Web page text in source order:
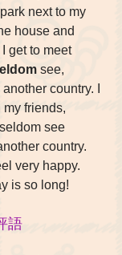
next to my
house and
get to meet
see,
country. I
friends,
see
country.
very happy.
is so long!
語